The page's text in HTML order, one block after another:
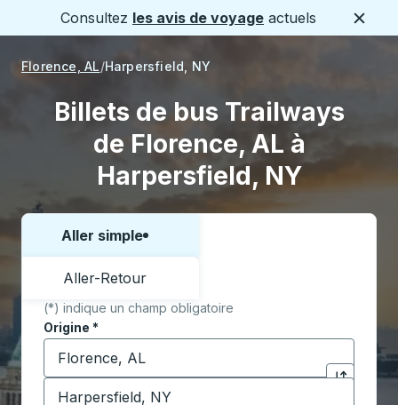
Consultez les avis de voyage actuels
Florence, AL Harpersfield, NY
Billets de bus Trailways
de Florence, AL à
Harpersfield, NY
Choisissez un sens ou un aller-retour:
Aller simple
Aller-Retour
(*) indique un champ obligatoire
Origine *
Commencez à saisir la ville d'origine pour ouvrir
Cliquez
Destination